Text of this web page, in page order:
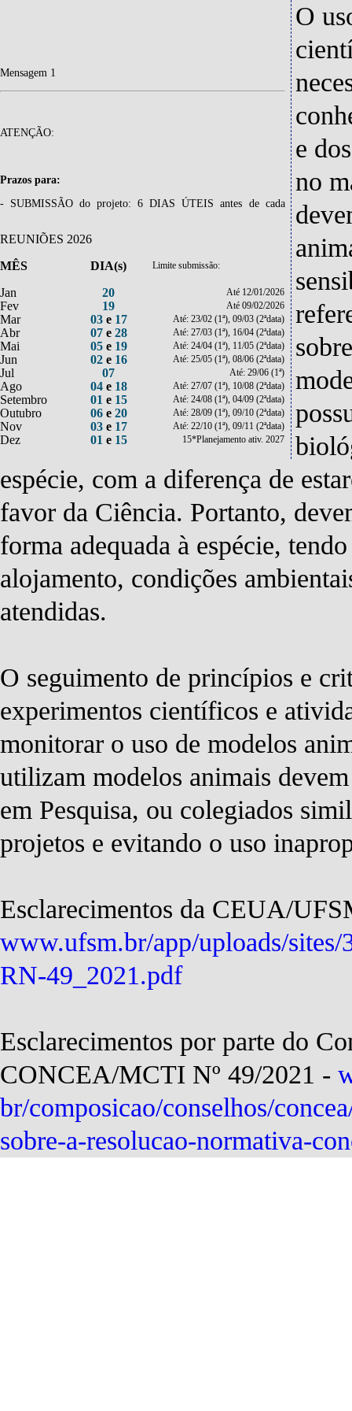
Mensagem 1
ATENÇÃO:
Prazos para:
- SUBMISSÃO do projeto: 6 DIAS ÚTEIS antes de cada
(*) Este período de tempo é necessário para que aconteçam os
trâmites de recepção e validação documental e para a análise do
relator.
(**) A inclusão do projeto na pauta está condicionada ao prazo
de submissão do projeto e ao número máximo de projetos por
pauta.
CEUA da UFSM www.ufsm.br/pro-reitorias/prpgp/ceua
Orientações
www.ufsm.br/pro-reitorias/prpgp/orientacoes-
gerais/
Formulários www.ufsm.br/pro-reitorias/prpgp/formularios-2/
REUNIÕES 2026
MÊS
DIA(s) Limite submissão:
Jan 20 Até 12/01/2026
Fev 19 Até 09/02/2026
Mar 03e 17 Até: 23/02 (1ª), 09/03 (2ªdata)
Abr 07e 28 Até: 27/03 (1ª), 16/04 (2ªdata)
Mai 05e 19 Até: 24/04 (1ª), 11/05 (2ªdata)
Jun 02e 16 Até: 25/05 (1ª), 08/06 (2ªdata)
Jul 07 Até: 29/06 (1ª)
Ago 04e 18 Até: 27/07 (1ª), 10/08 (2ªdata)
Setembro 01 e 15 Até: 24/08 (1ª), 04/09 (2ªdata)
Outubro 06e 20 Até: 28/09 (1ª), 09/10 (2ªdata)
Nov 03e 17 Até: 22/10 (1ª), 09/11 (2ªdata)
Dez 01 e 15 15*Planejamento ativ. 2027
O
e
no
espécie, com a diferença de
favor da Ciência. Portanto,
forma adequada à espécie,
alojamento, condições
atendidas.
O seguimento de princípios e
experimentos científicos e
monitorar o uso de modelos
utilizam modelos animais
em Pesquisa, ou colegiados
projetos e evitando o uso
Esclarecimentos da CEUA/
www.ufsm.br/app/uploads/
RN-49_2021.pdf
Esclarecimentos por parte do
CONCEA/MCTI Nº 49/2021 -
br/composicao/conselhos/
sobre-a-resolucao-normativa-